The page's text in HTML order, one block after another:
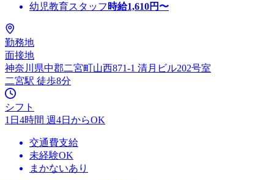
幼児教育スタッフ 時給1,610円〜
勤務地
面接地
神奈川県中郡二宮町山西871-1 清月ビル202号室
二宮駅 徒歩8分
シフト
1日4時間 週4日からOK
交通費支給
未経験OK
まかないあり